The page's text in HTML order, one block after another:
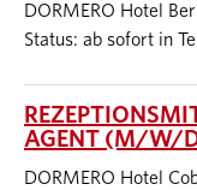
DORMERO Hotel
Status: ab sofort in
AGENT (M/W/
DORMERO Hotel